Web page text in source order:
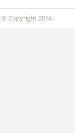
© Copyright 2014.